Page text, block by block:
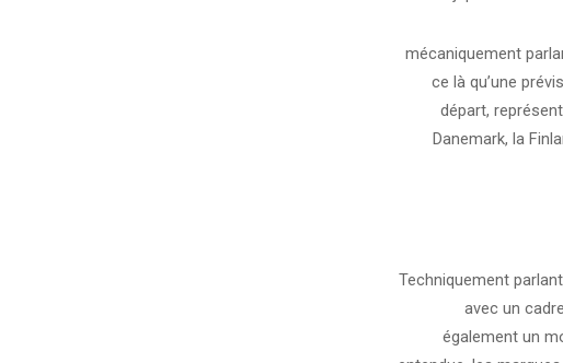
mécaniquement
ce là qu’une
départ,
Danemark, la
Techniquement
avec un
également un